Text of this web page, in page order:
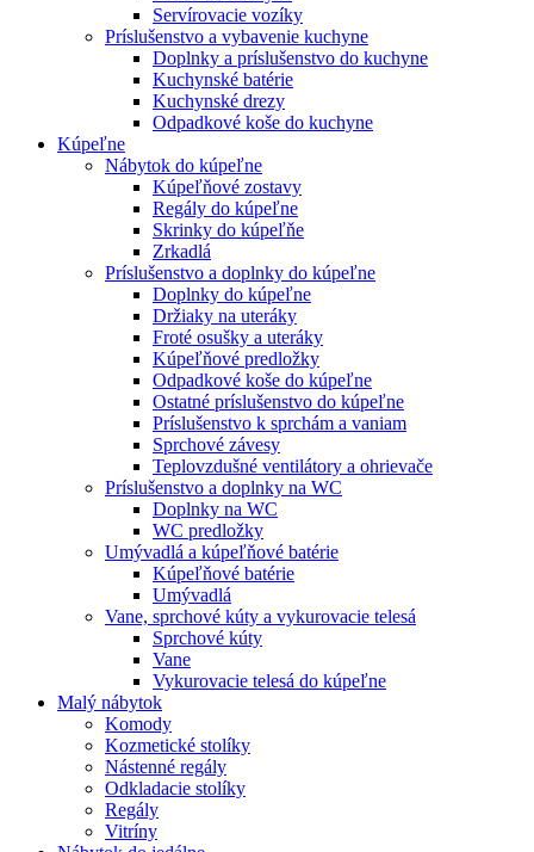
Servírovacie vozíky
Príslušenstvo a vybavenie kuchyne
Doplnky a príslušenstvo do kuchyne
Kuchynské batérie
Kuchynské drezy
Odpadkové koše do kuchyne
Kúpeľne
Nábytok do kúpeľne
Kúpeľňové zostavy
Regály do kúpeľne
Skrinky do kúpeľňe
Zrkadlá
Príslušenstvo a doplnky do kúpeľne
Doplnky do kúpeľne
Držiaky na uteráky
Froté osušky a uteráky
Kúpeľňové predložky
Odpadkové koše do kúpeľne
Ostatné príslušenstvo do kúpeľne
Príslušenstvo k sprchám a vaniam
Sprchové závesy
Teplovzdušné ventilátory a ohrievače
Príslušenstvo a doplnky na WC
Doplnky na WC
WC predložky
Umývadlá a kúpeľňové batérie
Kúpeľňové batérie
Umývadlá
Vane, sprchové kúty a vykurovacie telesá
Sprchové kúty
Vane
Vykurovacie telesá do kúpeľne
Malý nábytok
Komody
Kozmetické stolíky
Nástenné regály
Odkladacie stolíky
Regály
Vitríny